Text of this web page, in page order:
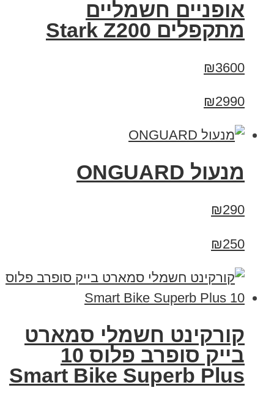
‏אופניים חשמליים
‏מתקפלים Stark Z200
₪3600
₪2990
מנעול ONGUARD
₪290
₪250
קורקינט חשמלי סמארט
בייק סופרב פלוס 10
Smart Bike Superb Plus